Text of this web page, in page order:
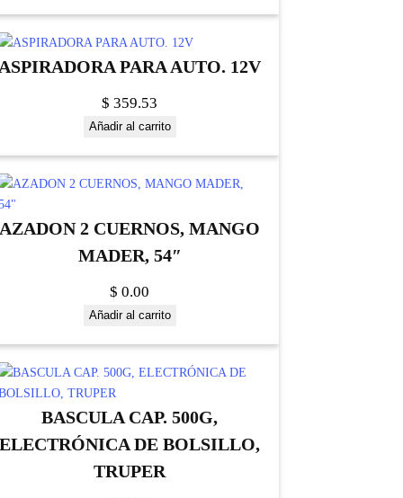
PARA AUTO. 12V
$ 359.53
Añadir al carrito
AZADON 2 CUERNOS, MANGO
MADER, 54″
$ 0.00
Añadir al carrito
BASCULA CAP. 500G,
ELECTRÓNICA DE BOLSILLO,
TRUPER